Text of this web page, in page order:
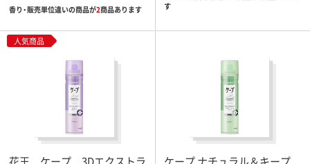
香り・販売単位違いの商品が2商品あります
す
人気商品
花王 ケープ 3Dエクストラ
ケープ ナチュラル＆キープ